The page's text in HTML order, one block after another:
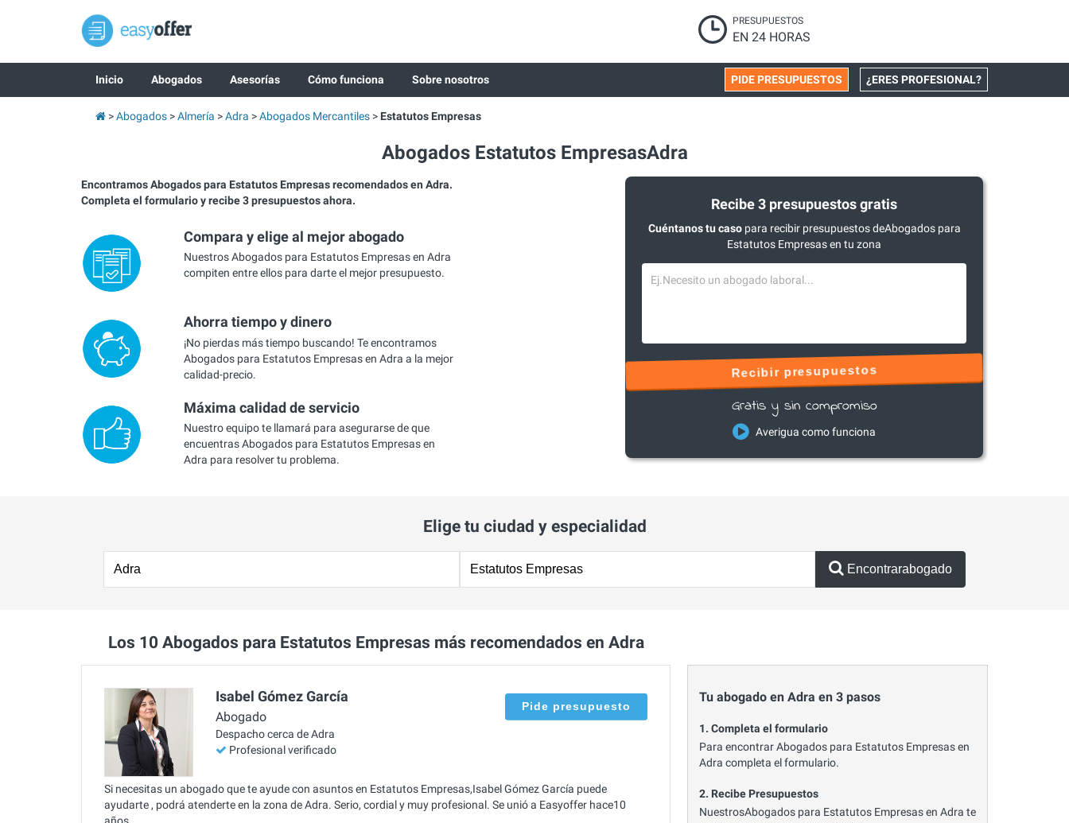
PRESUPUESTOS
EN 24 HORAS
Inicio Abogados Asesorías Cómo funciona Sobre nosotros ¿ERES PROFESIONAL?
PIDE PRESUPUESTOS
Abogados Almería Adra Abogados Mercantiles Estatutos Empresas
Abogados Estatutos EmpresasAdra
Encontramos Abogados para Estatutos Empresas recomendados en Adra.
Completa el formulario y recibe 3 presupuestos ahora.
Compara y elige al mejor abogado
Nuestros Abogados para Estatutos Empresas en Adra
compiten entre ellos para darte el mejor presupuesto.
Ahorra tiempo y dinero
¡No pierdas más tiempo buscando! Te encontramos
Abogados para Estatutos Empresas en Adra a la mejor
calidad-precio.
Máxima calidad de servicio
Nuestro equipo te llamará para asegurarse de que
encuentras Abogados para Estatutos Empresas en
Adra para resolver tu problema.
Recibe 3 presupuestos gratis
Cuéntanos tu casopara recibir presupuestos deAbogados para
Estatutos Empresas en tu zona
Recibir presupuestos
Gratis y sin compromiso
Averigua como funciona
Elige tu ciudad y especialidad
Encontrarabogado
Los 10 Abogados para Estatutos Empresas más recomendados en Adra
Isabel Gómez García
Abogado
Despacho cerca de Adra
Profesional verificado
Pide presupuesto
Si necesitas un abogado que te ayude con asuntos en Estatutos Empresas,Isabel Gómez García puede
ayudarte , podrá atenderte en la zona de Adra. Serio, cordial y muy profesional. Se unió a Easyoffer hace10
Tu abogado en Adra en 3 pasos
1. Completa el formulario
Para encontrar Abogados para Estatutos Empresas en
Adra completa el formulario.
2. Recibe Presupuestos
NuestrosAbogados para Estatutos Empresas en Adra te